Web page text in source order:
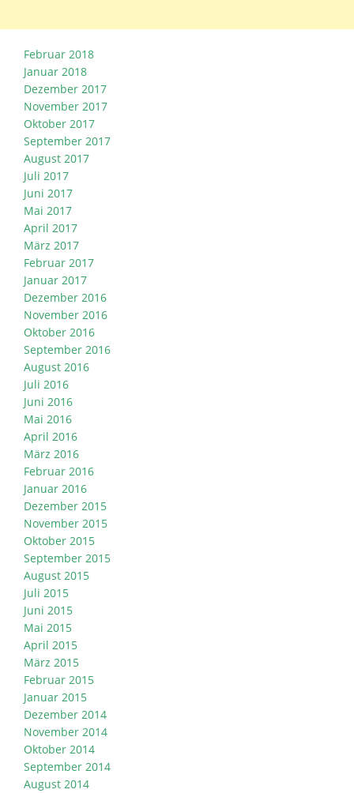
Februar 2018
Januar 2018
Dezember 2017
November 2017
Oktober 2017
September 2017
August 2017
Juli 2017
Juni 2017
Mai 2017
April 2017
März 2017
Februar 2017
Januar 2017
Dezember 2016
November 2016
Oktober 2016
September 2016
August 2016
Juli 2016
Juni 2016
Mai 2016
April 2016
März 2016
Februar 2016
Januar 2016
Dezember 2015
November 2015
Oktober 2015
September 2015
August 2015
Juli 2015
Juni 2015
Mai 2015
April 2015
März 2015
Februar 2015
Januar 2015
Dezember 2014
November 2014
Oktober 2014
September 2014
August 2014